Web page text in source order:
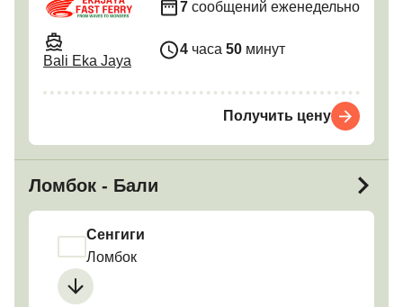
Bali Eka Jaya
7 сообщений еженедельно
4 часа 50 минут
Получить цену
Ломбок - Бали
Сенгиги
Ломбок